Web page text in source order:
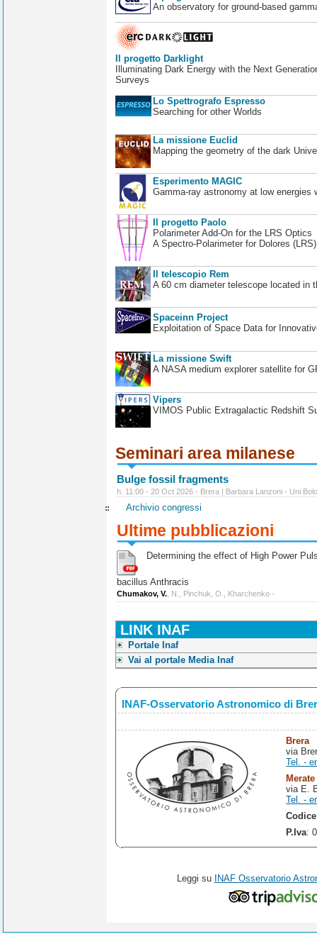
An observatory for ground-based
Il progetto Darklight
Illuminating Dark Energy with the Next
Surveys
Lo Spettrografo Espresso
Searching for other Worlds
La missione Euclid
Mapping the geometry of the dark
Esperimento MAGIC
Gamma-ray astronomy at low energies
Il progetto Paolo
Polarimeter Add-On for the LRS Optics
A Spectro-Polarimeter for Dolores
Il telescopio Rem
A 60 cm diameter telescope located in
Spaceinn Project
Exploitation of Space Data for
La missione Swift
A NASA medium explorer satellite for
Vipers
VIMOS Public Extragalactic Redshift
Seminari area milanese
Bulge fossil fragments
h. 11:00 - 20 Oct 2026 - Brera | Barbara Lanzoni - Uni
Archivio congressi
Ultime pubblicazioni
Determining the effect of High Power
bacillus Anthracis
Chumakov, V. , N., Pinchuk, O., Kharchenko -
LINK INAF
Portale Inaf
Vai al portale Media Inaf
INAF-Osservatorio Astronomico di
Brera
via
Tel. -
Merate
via E.
Tel. -
P.Iva:
Leggi su INAF Osservatorio